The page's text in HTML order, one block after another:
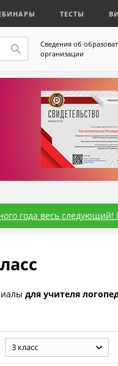
ТЕСТЫ
Сведения об
организации
года весь
для учителя
3 класс